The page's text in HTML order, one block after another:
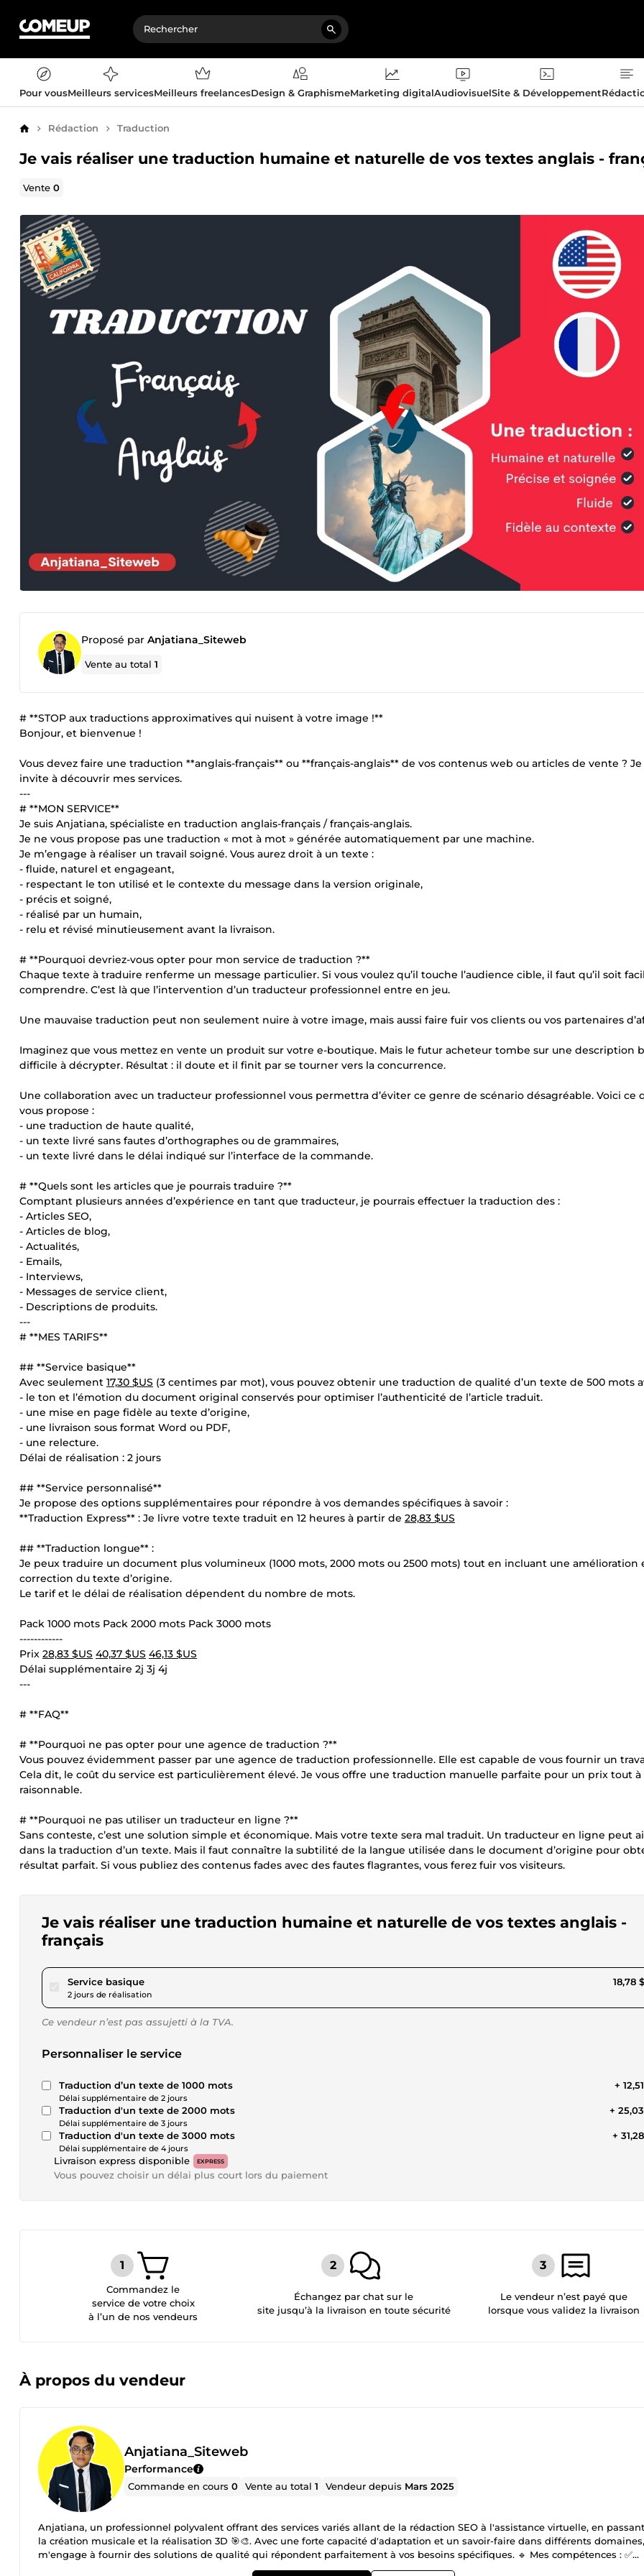
Pour vousMeilleurs servicesMeilleurs freelancesDesign & GraphismeMarketing digitalAudiovisuelSite & Développement
AccueilRédaction Traduction
Je vais réaliser une traduction humaine et naturelle de vos textes anglais -
Vente0
Proposé par Anjatiana_Siteweb
Vente au total1
# **STOP aux traductions approximatives qui nuisent à votre image !**
Bonjour, et bienvenue !
Vous devez faire une traduction **anglais-français** ou **français-anglais** de vos contenus web ou articles de vente ? Je
invite à découvrir mes services.
---
# **MON SERVICE**
Je suis Anjatiana, spécialiste en traduction anglais-français / français-anglais.
Je ne vous propose pas une traduction « mot à mot » générée automatiquement par une machine.
Je m’engage à réaliser un travail soigné. Vous aurez droit à un texte :
- fluide, naturel et engageant,
- respectant le ton utilisé et le contexte du message dans la version originale,
- précis et soigné,
- réalisé par un humain,
- relu et révisé minutieusement avant la livraison.
# **Pourquoi devriez-vous opter pour mon service de traduction ?**
Chaque texte à traduire renferme un message particulier. Si vous voulez qu’il touche l’audience cible, il faut qu’il soit
comprendre. C’est là que l’intervention d’un traducteur professionnel entre en jeu.
Une mauvaise traduction peut non seulement nuire à votre image, mais aussi faire fuir vos clients ou vos partenaires
Imaginez que vous mettez en vente un produit sur votre e-boutique. Mais le futur acheteur tombe sur une description
difficile à décrypter. Résultat : il doute et il finit par se tourner vers la concurrence.
Une collaboration avec un traducteur professionnel vous permettra d’éviter ce genre de scénario désagréable. Voici ce
vous propose :
- une traduction de haute qualité,
- un texte livré sans fautes d’orthographes ou de grammaires,
- un texte livré dans le délai indiqué sur l’interface de la commande.
# **Quels sont les articles que je pourrais traduire ?**
Comptant plusieurs années d’expérience en tant que traducteur, je pourrais effectuer la traduction des :
- Articles SEO,
- Articles de blog,
- Actualités,
- Emails,
- Interviews,
- Messages de service client,
- Descriptions de produits.
---
# **MES TARIFS**
## **Service basique**
Avec seulement 17,30 $US (3 centimes par mot), vous pouvez obtenir une traduction de qualité d’un texte de 500 mots
- le ton et l’émotion du document original conservés pour optimiser l’authenticité de l’article traduit.
- une mise en page fidèle au texte d’origine,
- une livraison sous format Word ou PDF,
- une relecture.
Délai de réalisation : 2 jours
## **Service personnalisé**
Je propose des options supplémentaires pour répondre à vos demandes spécifiques à savoir :
**Traduction Express** : Je livre votre texte traduit en 12 heures à partir de 28,83 $US
## **Traduction longue** :
Je peux traduire un document plus volumineux (1000 mots, 2000 mots ou 2500 mots) tout en incluant une amélioration
correction du texte d’origine.
Le tarif et le délai de réalisation dépendent du nombre de mots.
Pack 1000 mots Pack 2000 mots Pack 3000 mots
------------
Prix 28,83 $US 40,37 $US 46,13 $US
Délai supplémentaire 2j 3j 4j
---
# **FAQ**
# **Pourquoi ne pas opter pour une agence de traduction ?**
Vous pouvez évidemment passer par une agence de traduction professionnelle. Elle est capable de vous fournir un
Cela dit, le coût du service est particulièrement élevé. Je vous offre une traduction manuelle parfaite pour un prix tout à
raisonnable.
# **Pourquoi ne pas utiliser un traducteur en ligne ?**
Sans conteste, c’est une solution simple et économique. Mais votre texte sera mal traduit. Un traducteur en ligne peut
dans la traduction d’un texte. Mais il faut connaître la subtilité de la langue utilisée dans le document d’origine pour
résultat parfait. Si vous publiez des contenus fades avec des fautes flagrantes, vous ferez fuir vos visiteurs.
Je vais réaliser une traduction humaine et naturelle de vos textes anglais -
français
Service basiquepour 17,30 $US
2 jours de réalisation
18,78
Ce vendeur n’est pas assujetti à la TVA.
Personnaliser le service
Traduction d’un texte de 1000 mots
Délai supplémentaire de 2 jours
+
Traduction d'un texte de 2000 mots
Délai supplémentaire de 3 jours
+
Traduction d'un texte de 3000 mots
Délai supplémentaire de 4 jours
+
Livraison express disponible EXPRESS
Vous pouvez choisir un délai plus court lors du paiement
Commandez le
service de votre choix
à l’un de nos vendeurs
Échangez par chat sur le
site jusqu’à la livraison en toute sécurité
Le vendeur n’est payé que
lorsque vous validez la livraison
À propos du vendeur
Anjatiana_Siteweb
Performance
Commande en cours0 Vente au total1 Vendeur depuis Mars 2025
Anjatiana, un professionnel polyvalent offrant des services variés allant de la rédaction SEO à l'assistance virtuelle, en
la création musicale et la réalisation 3D 🎯🎨. Avec une forte capacité d'adaptation et un savoir-faire dans différents
m'engage à fournir des solutions de qualité qui répondent parfaitement à vos besoins spécifiques. 🔹 Mes compétences : ✅
Rédaction SEO : Optimisation de vos contenus pour le référencement afin d'améliorer la visibilité sur les moteurs de